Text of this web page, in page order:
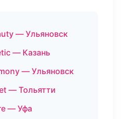
— Ульяновск
— Казань
— Ульяновск
— Тольятти
— Уфа